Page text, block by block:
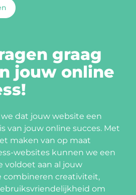
graag
jouw online
we dat jouw website een
van jouw online succes. Met
maken van op maat
websites kunnen we een
voldoet aan al jouw
combineren creativiteit,
om